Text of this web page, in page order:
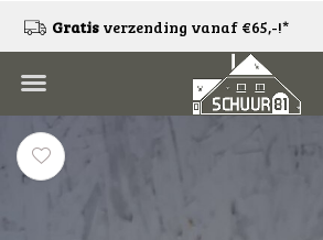
Gratis verzending vanaf €65,-!*